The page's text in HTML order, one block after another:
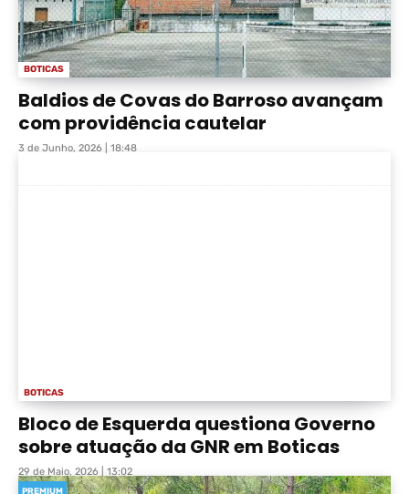
BOTICAS
Baldios de Covas do Barroso avançam
com providência cautelar
3 de Junho, 2026 | 18:48
BOTICAS
Bloco de Esquerda questiona Governo
sobre atuação da GNR em Boticas
29 de Maio, 2026 | 13:02
PREMIUM